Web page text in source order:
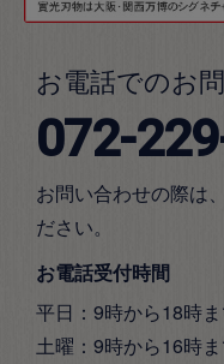
お電話でのお
072-
お問い合わせの際は
ださい。
お電話受付時間
平日：9時から18時
土曜：9時から16時